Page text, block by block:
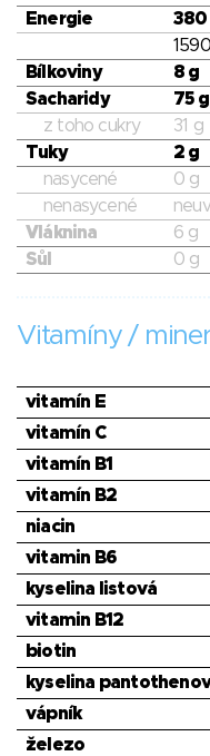
Energie 380
Bílkoviny
8 g
Sacharidy
75 g
z toho cukry
31 g
Tuky
2 g
nasycené
0 g
nenasycené
Vláknina
6 g
Sůl
0 g
Vitamíny /
vitamín E
vitamín C
vitamín B1
vitamín B2
niacin
vitamin B6
kyselina listová
vitamin B12
biotin
kyselina
vápník
železo